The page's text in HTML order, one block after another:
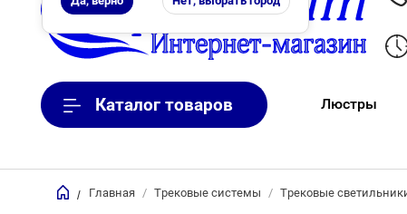
Каталог товаров Люстры
/ Главная / Трековые системы / Трековые